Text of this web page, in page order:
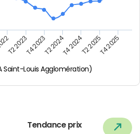
Saint-Louis Agglomération)
T2 2023T4 2023T2 2024T4 2024T2 2025T4 2025
Tendance prix